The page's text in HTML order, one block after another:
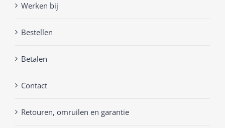
Werken bij
Bestellen
Betalen
Contact
Retouren, omruilen en garantie